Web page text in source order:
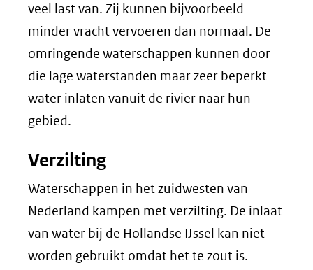
veel last van. Zij kunnen bijvoorbeeld
minder vracht vervoeren dan normaal. De
omringende waterschappen kunnen door
die lage waterstanden maar zeer beperkt
water inlaten vanuit de rivier naar hun
gebied.
Verzilting
Waterschappen in het zuidwesten van
Nederland kampen met verzilting. De inlaat
van water bij de Hollandse IJssel kan niet
worden gebruikt omdat het te zout is.